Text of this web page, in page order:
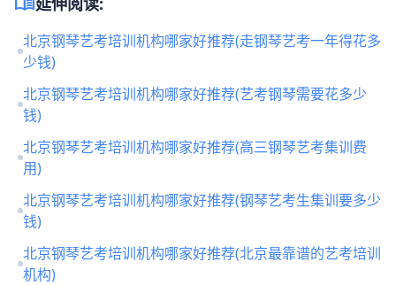
北京钢琴艺考培训机构哪家好推荐(走钢琴艺考一年得花多
少钱)
北京钢琴艺考培训机构哪家好推荐(艺考钢琴需要花多少
钱)
北京钢琴艺考培训机构哪家好推荐(高三钢琴艺考集训费
用)
北京钢琴艺考培训机构哪家好推荐(钢琴艺考生集训要多少
钱)
北京钢琴艺考培训机构哪家好推荐(北京最靠谱的艺考培训
机构)